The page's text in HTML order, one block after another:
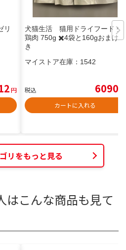
リ
円
犬猫生活 猫用ドライフード 生
鶏肉 750g ✖️4袋と160gおまけ付
き
マイストア在庫： 1542
税込 6090
カートに入れる
リをもっと見る
はこんな商品も見て